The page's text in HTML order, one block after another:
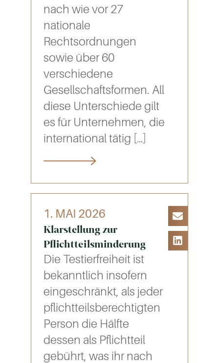
nach wie vor 27
nationale
Rechtsordnungen
sowie über 60
verschiedene
Gesellschaftsformen. All
diese Unterschiede gilt
es für Unternehmen, die
international tätig […]
1. MAI 2026
Klarstellung zur
Pflichtteilsminderung
Die Testierfreiheit ist
bekanntlich insofern
eingeschränkt, als jeder
pflichtteilsberechtigten
Person die Hälfte
dessen als Pflichtteil
gebührt, was ihr nach